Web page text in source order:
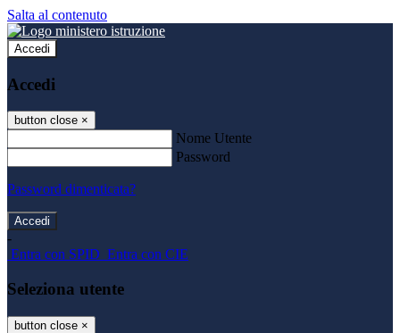
Salta al contenuto
Accedi
Accedi
button close ×
Nome Utente
Password
Password dimenticata?
-
Entra con SPID Entra con CIE
Seleziona utente
button close ×